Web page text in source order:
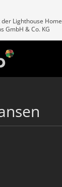
Lighthouse Home
GmbH & Co. KG